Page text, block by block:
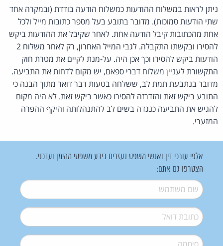
ניתן לראות במשלוח ההודעות כמשלוח הודעה בודדת (ובמקרה אחד
שתי הודעות סמוכות). מדובר בתובע בעל מספר כתובות מייל ולכל
אחת מהכתובות קיבל הודעה אחת. לאחר שקיבל את ההודעות ביקש
להסירו ובקשתו התקבלה. לגבי המייל האחרון, רק לאחר משלוח 2
הודעות ביקש להסירו וכך אכן היה. על-מנת לקיים את מטרת חוק
התקשורת לעניין משלוח דברי ספאם, יש מקום לדחות את התביעה.
מדובר בנתבעת תמת לב, ששלחה בטעות דבר דואר מתוך הבנה כי
התובע ביקש זאת והזדרזה להסירו כאשר ביקש זאת. לא היה מקום
להגיש את התביעה כנגדה בשים לב להתנהלותה והיקף ההפרה
המזערי.
אלפי עורכי דין ואנשי משפט נעזרים בידע משפטי מהימן ועדכני.
הצטרפו גם אתם:
שם משתמש*
דואל*
סיסמה*